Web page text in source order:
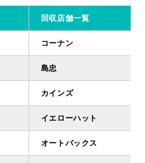
回収店舗一覧
コーナン
島忠
カインズ
イエローハット
オートバックス